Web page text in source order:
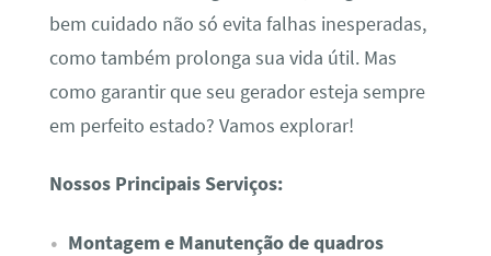
bem cuidado não só evita falhas inesperadas,
como também prolonga sua vida útil. Mas
como garantir que seu gerador esteja sempre
em perfeito estado? Vamos explorar!
Nossos Principais Serviços:
Montagem e Manutenção de quadros